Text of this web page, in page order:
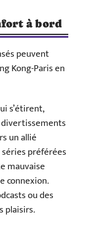
à bord
peuvent
Kong-Paris en
s’étirent,
un allié
préférées
mauvaise
connexion.
ou des
plaisirs.